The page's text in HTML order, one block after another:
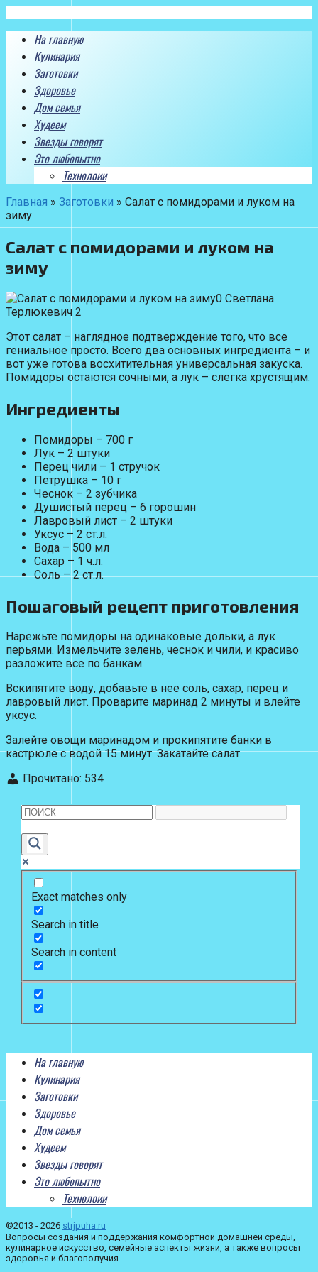
контентуНа главную
Кулинария
Заготовки
Здоровье
Дом семья
Худеем
Звезды говорят
Это любопытно
Технолоии
Главная » Заготовки » Салат с помидорами и луком на
зиму
Салат с помидорами и луком на
зиму
Светлана
Терлюкевич 2
Этот салат – наглядное подтверждение того, что все
гениальное просто. Всего два основных ингредиента – и
вот уже готова восхитительная универсальная закуска.
Помидоры остаются сочными, а лук – слегка хрустящим.
Ингредиенты
Помидоры – 700 г
Лук – 2 штуки
Перец чили – 1 стручок
Петрушка – 10 г
Чеснок – 2 зубчика
Душистый перец – 6 горошин
Лавровый лист – 2 штуки
Уксус – 2 ст.л.
Вода – 500 мл
Сахар – 1 ч.л.
Соль – 2 ст.л.
Пошаговый рецепт приготовления
Нарежьте помидоры на одинаковые дольки, а лук
перьями. Измельчите зелень, чеснок и чили, и красиво
разложите все по банкам.
Вскипятите воду, добавьте в нее соль, сахар, перец и
лавровый лист. Проварите маринад 2 минуты и влейте
уксус.
Залейте овощи маринадом и прокипятите банки в
кастрюле с водой 15 минут. Закатайте салат.
Прочитано: 534
Exact matches only
Search in title
Search in content
На главную
Кулинария
Заготовки
Здоровье
Дом семья
Худеем
Звезды говорят
Это любопытно
Технолоии
©2013 - 2026 strjpuha.ru
Вопросы создания и поддержания комфортной домашней среды,
кулинарное искусство, семейные аспекты жизни, а также вопросы
здоровья и благополучия.